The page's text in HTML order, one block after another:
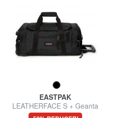
EASTPAK
LEATHERFACE S + Geanta
cabină troler